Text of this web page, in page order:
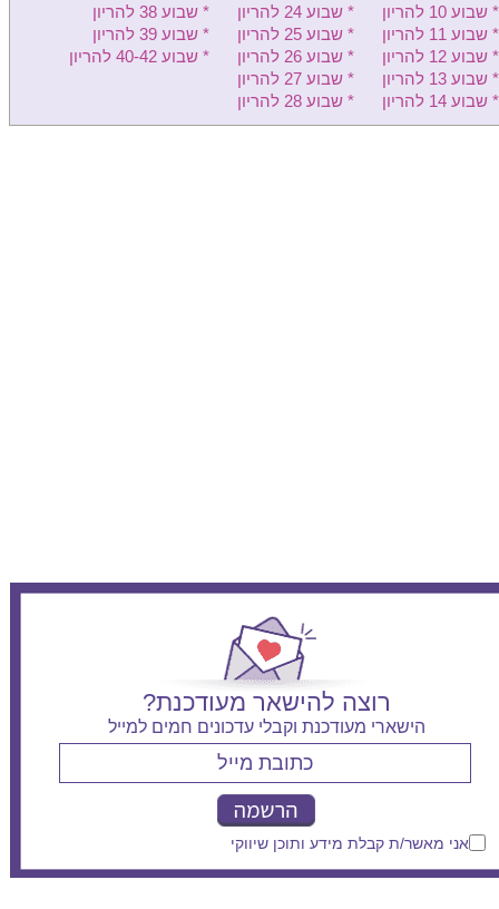
הלל יפה - יולדות
לניאדו - יולדות
רמב"ם יולדות
* שבוע 10 להריון
* שבוע 11 להריון
* שבוע 12 להריון
* שבוע 13 להריון
* שבוע 14 להריון
* שבוע 24 להריון
* שבוע 25 להריון
* שבוע 26 להריון
* שבוע 27 להריון
* שבוע 28 להריון
* שבוע 38 להריון
* שבוע 39 להריון
* שבוע 40-42 להריון
רוצה להישאר מעודכנת?
הישארי מעודכנת וקבלי עדכונים חמים למייל
אני מאשר/ת קבלת מידע ותוכן שיווקי